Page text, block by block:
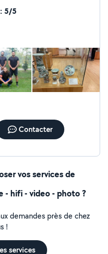
-Web (site
relationnel) -
général, coach s'il le
venir les nourrir, ou
de vous proposez mes
5/5
Contacter
vos services de
- hifi - video - photo ?
demandes près de chez
!
services